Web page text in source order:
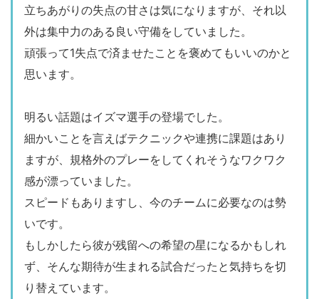
プレッシャーということだが、毎週、自分
たちのサッカーをすることにはプレッシャ
ーを感じながらやっていると思う。必ずし
も勝利は約束されていない。まず自分たち
いくか。それを考えながらいつもやってい
る。選手たち、自分も含めて勝点３を取ら
ないといけない、ゴールを取らないといけ
ない。そういうプレッシャーの中でやって
いるわけではない。優勝争いも関係ない。
まずは自分たちのサッカーをすること。そ
こに集中して毎試合臨んでいる。
11 フリーキック 14
2 コーナーキック 6
0
警告:1 警告・退場
立ちあがりの失点の甘さは気になりますが、それ以
外は集中力のある良い守備をしていました。
頑張って1失点で済ませたことを褒めてもいいのかと
思います。
明るい話題はイズマ選手の登場でした。
細かいことを言えばテクニックや連携に課題はあり
ますが、規格外のプレーをしてくれそうなワクワク
感が漂っていました。
スピードもありますし、今のチームに必要なのは勢
いです。
もしかしたら彼が残留への希望の星になるかもしれ
ず、そんな期待が生まれる試合だったと気持ちを切
り替えています。